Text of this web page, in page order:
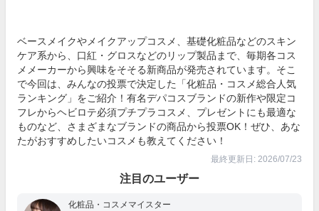
ベースメイクやメイクアップコスメ、基礎化粧品などのスキン
ケア系から、口紅・グロスなどのリップ製品まで、毎期各コス
メメーカーから興味をそそる新商品が発売されています。そこ
で今回は、みんなの投票で決定した「化粧品・コスメ総合人気
ランキング」をご紹介！有名デパコスブランドの新作や限定コ
フレからヘビロテ必須プチプラコスメ、プレゼントにも最適な
ものなど、さまざまなブランドの商品から投票OK！ぜひ、あな
たがおすすめしたいコスメも教えてください！
最終更新日: 2026/07/23
注目のユーザー
化粧品・コスメマイスター